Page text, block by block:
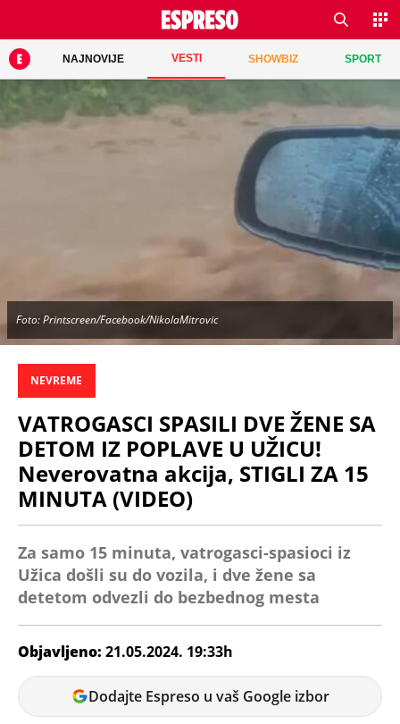
NAJNOVIJE VESTI SHOWBIZ SPORT
Foto: Printscreen/Facebook/NikolaMitrovic
NEVREME
VATROGASCI SPASILI DVE ŽENE SA
DETOM IZ POPLAVE U UŽICU!
Neverovatna akcija, STIGLI ZA 15
MINUTA (VIDEO)
Za samo 15 minuta, vatrogasci-spasioci iz
Užica došli su do vozila, i dve žene sa
detetom odvezli do bezbednog mesta
Objavljeno: 21.05.2024. 19:33h
Teodora
Škobo
Dodajte Espreso u vaš Google izbor